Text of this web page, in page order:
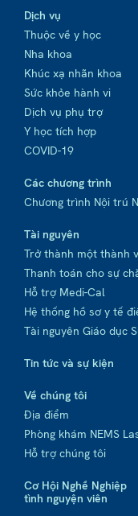
Dịch vụ
Thuộc về y học
Nha khoa
Khúc xạ nhãn khoa
Sức khỏe hành vi
Dịch vụ phụ trợ
Y học tích hợp
COVID-19
Các chương trình
Chương trình Nội trú
Tài nguyên
Trở thành một thành
Thanh toán cho sự
Hỗ trợ Medi-Cal
Hệ thống hồ sơ y tế
Tài nguyên Giáo dục
Tin tức và sự kiện
Về chúng tôi
Địa điểm
Phòng khám NEMS
Hỗ trợ chúng tôi
Cơ Hội Nghề Nghiệp
tình nguyện viên